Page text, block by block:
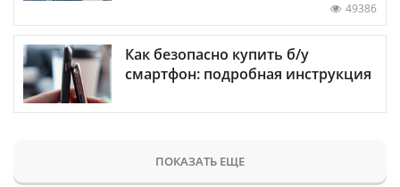
49386
Как безопасно купить б/у
смартфон: подробная инструкция
ПОКАЗАТЬ ЕЩЕ